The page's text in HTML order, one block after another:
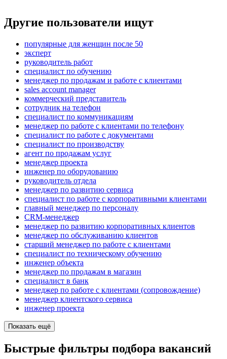
Другие пользователи ищут
популярные для женщин после 50
эксперт
руководитель работ
специалист по обучению
менеджер по продажам и работе с клиентами
sales account manager
коммерческий представитель
сотрудник на телефон
специалист по коммуникациям
менеджер по работе с клиентами по телефону
специалист по работе с документами
специалист по производству
агент по продажам услуг
менеджер проекта
инженер по оборудованию
руководитель отдела
менеджер по развитию сервиса
специалист по работе с корпоративными клиентами
главный менеджер по персоналу
CRM-менеджер
менеджер по развитию корпоративных клиентов
менеджер по обслуживанию клиентов
старший менеджер по работе с клиентами
специалист по техническому обучению
инженер объекта
менеджер по продажам в магазин
специалист в банк
менеджер по работе с клиентами (сопровождение)
менеджер клиентского сервиса
инженер проекта
Показать ещё
Быстрые фильтры подбора вакансий